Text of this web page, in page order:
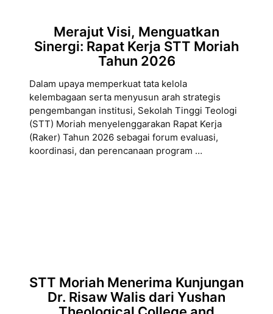
Merajut Visi, Menguatkan
Sinergi: Rapat Kerja STT Moriah
Tahun 2026
Dalam upaya memperkuat tata kelola
kelembagaan serta menyusun arah strategis
pengembangan institusi, Sekolah Tinggi Teologi
(STT) Moriah menyelenggarakan Rapat Kerja
(Raker) Tahun 2026 sebagai forum evaluasi,
koordinasi, dan perencanaan program …
STT Moriah Menerima Kunjungan
Dr. Risaw Walis dari Yushan